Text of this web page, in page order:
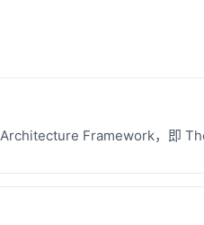
Framework，即